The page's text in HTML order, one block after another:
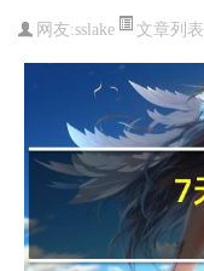
网友:sslake 文章列表